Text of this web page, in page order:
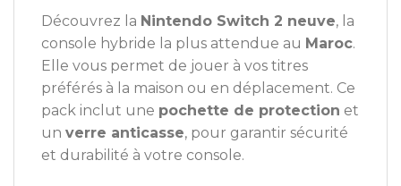
Découvrez la Nintendo Switch 2 neuve, la
console hybride la plus attendue au Maroc.
Elle vous permet de jouer à vos titres
préférés à la maison ou en déplacement. Ce
pack inclut une pochette de protection et
un verre anticasse, pour garantir sécurité
et durabilité à votre console.